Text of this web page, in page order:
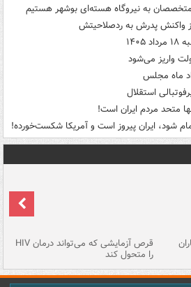
متخصصان به نیروگاه هسته‌ای بوشهر هستیم
واکنش پدرش به ردصلاحیتش
واریز می‌شود
استقلال
متحد مردم ایران است!
شود، ایران پیروز است و آمریکا شکست‌خورده!
قرص آزمایشی که می‌تواند درمان HIV
را متحول کند